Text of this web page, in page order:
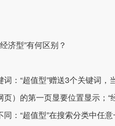
济型”有何区别？
词：“超值型”赠送3个关键词
页）的第一页显要位置显示；“
“超值型”在搜索分类中任意